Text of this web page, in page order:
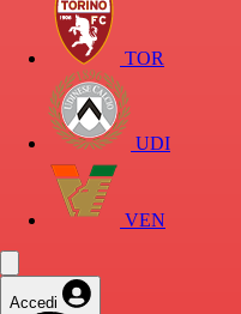
TOR
UDI
VEN
Accedi